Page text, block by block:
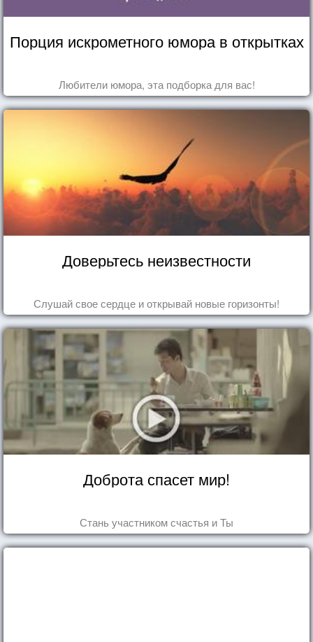
Порция искрометного юмора в открытках
Любители юмора, эта подборка для вас!
Доверьтесь неизвестности
Слушай свое сердце и открывай новые горизонты!
Доброта спасет мир!
Стань участником счастья и Ты